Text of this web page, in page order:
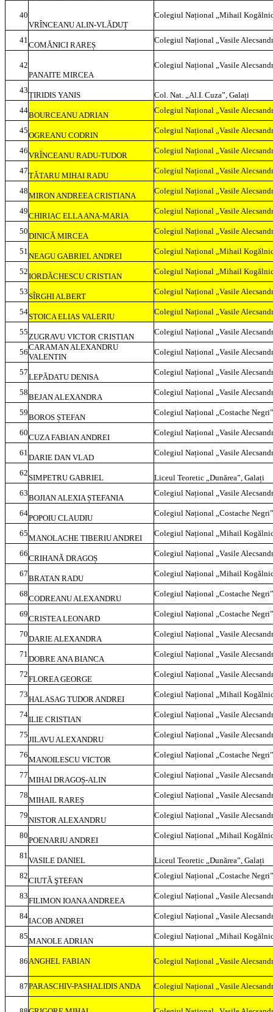
40
VRÎNCEANU ALIN-VLĂDUȚ
Colegiul Național „Mihail
41
COMĂNICI RAREȘ
Colegiul Național „Vasile
42
PANAITE MIRCEA
Colegiul Național „Vasile
43
ȚIRIDIS YANIS
Col. Nat. „Al.I. Cuza”, Galați
44
BOURCEANU ADRIAN
Colegiul Național „Vasile
45
OGREANU CODRIN
Colegiul Național „Vasile
46
VRÎNCEANU RADU-TUDOR
Colegiul Național „Vasile
47
TĂTARU MIHAI RADU
Colegiul Național „Vasile
48
MIRON ANDREEA CRISTIANA
Colegiul Național „Vasile
49
CHIRIAC ELLA ANA-MARIA
Colegiul Național „Vasile
50
DINICĂ MIRCEA
Colegiul Național „Vasile
51
NEAGU GABRIEL ANDREI
Colegiul Național „Mihail
52
IORDĂCHESCU CRISTIAN
Colegiul Național „Mihail
53
SÎRGHI ALBERT
Colegiul Național „Vasile
54
STOICA ELIAS VALERIU
Colegiul Național „Vasile
55
ZUGRAVU VICTOR CRISTIAN
Colegiul Național „Vasile
56
CARAMAN ALEXANDRU
VALENTIN
Colegiul Național „Vasile
57
LEPĂDATU DENISA
Colegiul Național „Vasile
58
BEJAN ALEXANDRA
Colegiul Național „Vasile
59
BOROS ȘTEFAN
Colegiul Național „Costache
60
CUZA FABIAN ANDREI
Colegiul Național „Vasile
61
DARIE DAN VLAD
Colegiul Național „Vasile
62
SIMPETRU GABRIEL
Liceul Teoretic „Dunărea”, Galați
63
BOJIAN ALEXIA ȘTEFANIA
Colegiul Național „Vasile
64
POPOIU CLAUDIU
Colegiul Național „Costache
65
MANOLACHE TIBERIU ANDREI
Colegiul Național „Mihail
66
CRIHANĂ DRAGOȘ
Colegiul Național „Vasile
67
BRATAN RADU
Colegiul Național „Mihail
68
CODREANU ALEXANDRU
Colegiul Național „Costache
69
CRISTEA LEONARD
Colegiul Național „Costache
70
DARIE ALEXANDRA
Colegiul Național „Vasile
71
DOBRE ANA BIANCA
Colegiul Național „Vasile
72
FLOREA GEORGE
Colegiul Național „Vasile
73
HALASAG TUDOR ANDREI
Colegiul Național „Mihail
74
ILIE CRISTIAN
Colegiul Național „Vasile
75
JILAVU ALEXANDRU
Colegiul Național „Vasile
76
MANOILESCU VICTOR
Colegiul Național „Costache
77
MIHAI DRAGOȘ-ALIN
Colegiul Național „Vasile
78
MIHAIL RAREȘ
Colegiul Național „Vasile
79
NISTOR ALEXANDRU
Colegiul Național „Vasile
80
POENARIU ANDREI
Colegiul Național „Mihail
81
VASILE DANIEL
Liceul Teoretic „Dunărea”, Galați
82
CIUTĂ ŞTEFAN
Colegiul Național „Costache
83
FILIMON IOANA ANDREEA
Colegiul Național „Vasile
84
IACOB ANDREI
Colegiul Național „Vasile
85
MANOLE ADRIAN
Colegiul Național „Mihail
86ANGHEL FABIAN Colegiul Național „Vasile
87PARASCHIV-PASHALIDIS ANDA Colegiul Național „Vasile